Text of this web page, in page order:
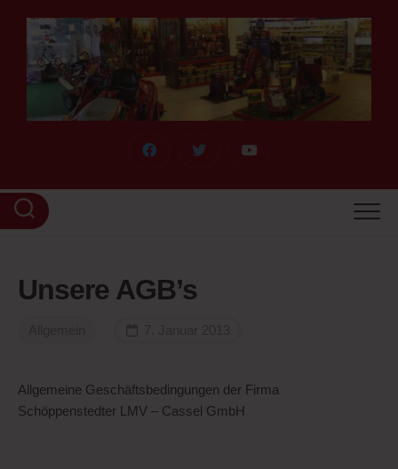
Unsere AGB’s
Allgemeine Geschäftsbedingungen der Firma
Schöppenstedter LMV – Cassel GmbH